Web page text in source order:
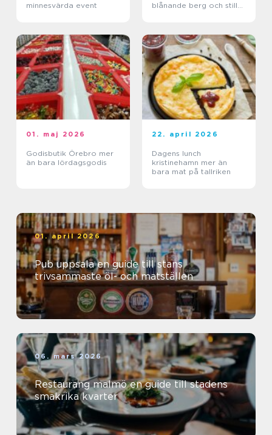
minnesvärda event
blånande berg och stilla
01. maj 2026
Godisbutik Örebro mer
än bara lördagsgodis
22. april 2026
Dagens lunch
kristinehamn mer än
bara mat på tallriken
01. april 2026
Pub uppsala en guide till stans
trivsammaste öl- och matställen
06. mars 2026
Restaurang malmö en guide till stadens
smakrika kvarter